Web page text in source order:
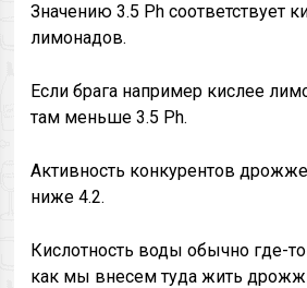
Значению 3.5 Ph соответствует
лимонадов.
Если брага например кислее
там меньше 3.5 Ph.
Активность конкурентов
ниже 4.2.
Кислотность воды обычно где-то
как мы внесем туда жить